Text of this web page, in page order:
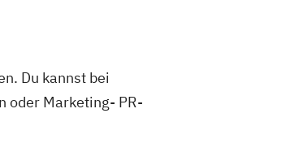
Du kannst bei
oder Marketing- PR-